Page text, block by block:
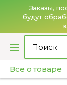
Заказы,
будут
Все о товаре